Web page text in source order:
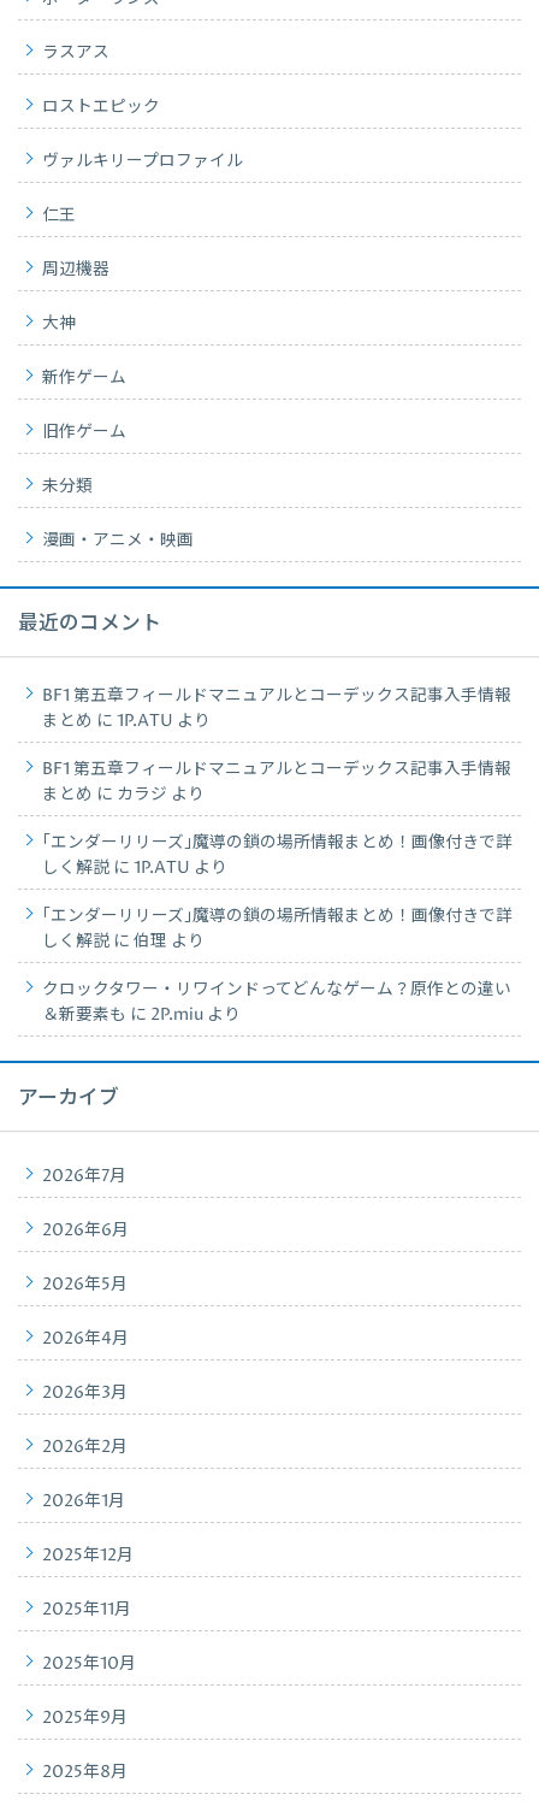
ラスアス
ロストエピック
ヴァルキリープロファイル
仁王
周辺機器
大神
新作ゲーム
旧作ゲーム
未分類
漫画・アニメ・映画
最近のコメント
BF1 第五章フィールドマニュアルとコーデックス記事入手情報
まとめ に 1P.ATU より
BF1 第五章フィールドマニュアルとコーデックス記事入手情報
まとめ に カラジ より
｢エンダーリリーズ｣魔導の鎖の場所情報まとめ！画像付きで詳
しく解説 に 1P.ATU より
｢エンダーリリーズ｣魔導の鎖の場所情報まとめ！画像付きで詳
しく解説 に 伯理 より
クロックタワー・リワインドってどんなゲーム？原作との違い
＆新要素も に 2P.miu より
アーカイブ
2026年7月
2026年6月
2026年5月
2026年4月
2026年3月
2026年2月
2026年1月
2025年12月
2025年11月
2025年10月
2025年9月
2025年8月